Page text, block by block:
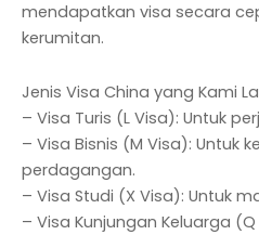
mendapatkan visa secara
kerumitan.
Jenis Visa China yang Kami
– Visa Turis (L Visa): Untuk
– Visa Bisnis (M Visa): Untuk
perdagangan.
– Visa Studi (X Visa): Untuk
– Visa Kunjungan Keluarga